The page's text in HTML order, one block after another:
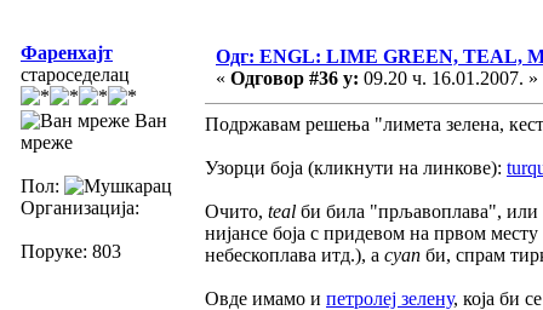
Фаренхајт
староседелац
Ван
мреже
Пол:
Организација:
Поруке: 803
Одг: ENGL: LIME GREEN, TEAL,
« Одговор #36 у: 09.20 ч. 16.01.2007. »
Подржавам решења "лимета зелена,
Узорци боја (кликнути на линкове):
Очито, teal би била "прљавоплава", или
нијансе боја с придевом на првом
небескоплава итд.), а cyan би, спрам
Овде имамо и петролеј зелену, која би